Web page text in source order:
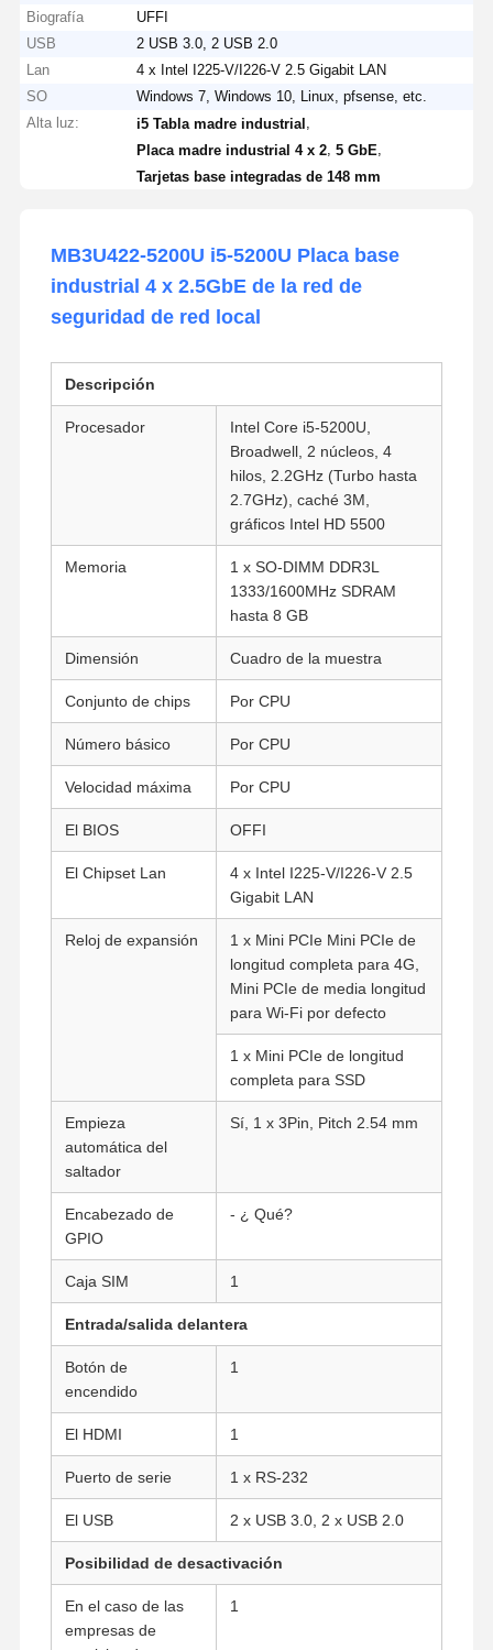
Inicio
Nosotros
Fábrica
Control De
Contacto
Firewall Mini PC también
Mini PC POE
NAS Mini PC también
El Celeron Mini PC
Biografía
UFFI
USB
2 USB 3.0, 2 USB 2.0
Lan
4 x Intel I225-V/I226-V 2.5 Gigabit LAN
SO
Windows 7, Windows 10, Linux, pfsense, etc.
Alta luz:
i5 Tabla madre industrial
Placa madre industrial 4 x 2 ,5 GbE
Tarjetas base integradas de 148 mm
MB3U422-5200U i5-5200U Placa base
industrial 4 x 2.5GbE de la red de
seguridad de red local
Descripción
Procesador
Intel Core i5-5200U,
Broadwell, 2 núcleos, 4
hilos, 2.2GHz (Turbo hasta
2.7GHz), caché 3M,
gráficos Intel HD 5500
Memoria
1 x SO-DIMM DDR3L
1333/1600MHz SDRAM
hasta 8 GB
Dimensión Cuadro de la muestra
Conjunto de chips Por CPU
Número básico Por CPU
Velocidad máxima Por CPU
El BIOS OFFI
El Chipset Lan
4 x Intel I225-V/I226-V 2.5
Gigabit LAN
Reloj de expansión
1 x Mini PCIe Mini PCIe de
longitud completa para 4G,
Mini PCIe de media longitud
para Wi-Fi por defecto
1 x Mini PCIe de longitud
completa para SSD
Empieza
automática del
saltador
Sí, 1 x 3Pin, Pitch 2.54 mm
Encabezado de
GPIO
- ¿ Qué?
Caja SIM 1
Entrada/salida delantera
Botón de
encendido
1
El HDMI 1
Puerto de serie 1 x RS-232
El USB 2 x USB 3.0, 2 x USB 2.0
Posibilidad de desactivación
En el caso de las
empresas de
1